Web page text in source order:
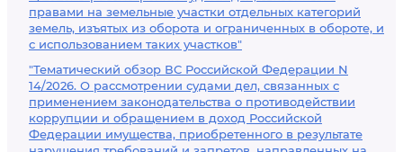
правами на земельные участки отдельных категорий
земель, изъятых из оборота и ограниченных в обороте, и
с использованием таких участков"
"Тематический обзор ВС Российской Федерации N
14/2026. О рассмотрении судами дел, связанных с
применением законодательства о противодействии
коррупции и обращением в доход Российской
Федерации имущества, приобретенного в результате